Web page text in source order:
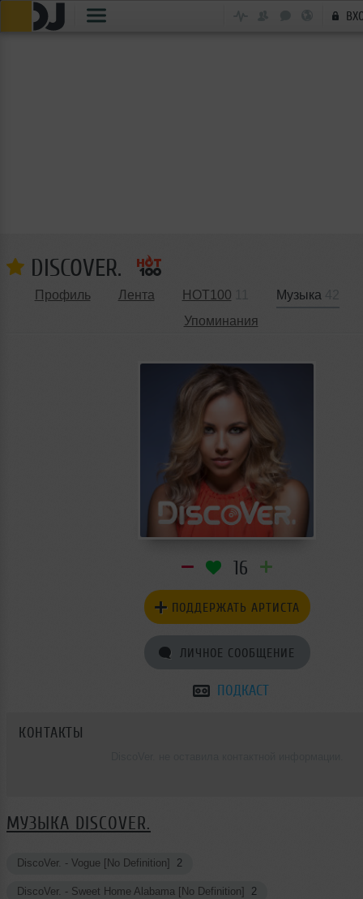
DISCOVER.
Профиль Лента HOT100 Музыка
Упоминания
16
ПОДДЕРЖАТЬ АРТИСТА
ЛИЧНОЕ СООБЩЕНИЕ
ПОДКАСТ
КОНТАКТЫ
МУЗЫКА DISCOVER.
DiscoVer. - Vogue [No Definition] 2
DiscoVer. - Sweet Home Alabama [No Definition] 2